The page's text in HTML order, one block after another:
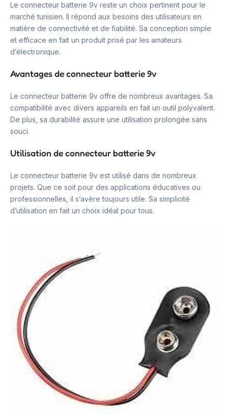
Le connecteur batterie 9v reste un choix pertinent pour le
marché tunisien. Il répond aux besoins des utilisateurs en
matière de connectivité et de fiabilité. Sa conception simple
et efficace en fait un produit prisé par les amateurs
d’électronique.
Avantages de connecteur batterie 9v
Le connecteur batterie 9v offre de nombreux avantages. Sa
compatibilité avec divers appareils en fait un outil polyvalent.
De plus, sa durabilité assure une utilisation prolongée sans
souci.
Utilisation de connecteur batterie 9v
Le connecteur batterie 9v est utilisé dans de nombreux
projets. Que ce soit pour des applications éducatives ou
professionnelles, il s’avère toujours utile. Sa simplicité
d’utilisation en fait un choix idéal pour tous.